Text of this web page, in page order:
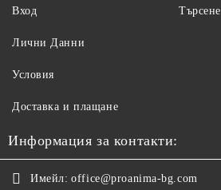
Вход Търсене
Лични Данни
Условия
Доставка и плащане
Информация за контакти:
Имейл: office@proanima-bg.com